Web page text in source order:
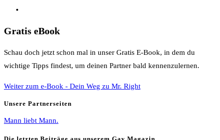
Gratis eBook
Schau doch jetzt schon mal in unser Gratis E-Book, in dem du
wichtige Tipps findest, um deinen Partner bald kennenzulernen.
Weiter zum e-Book - Dein Weg zu Mr. Right
Unsere Partnerseiten
Mann liebt Mann.